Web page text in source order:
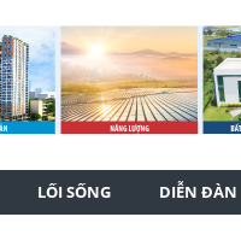
LỐI SỐNG DIỄN ĐÀN